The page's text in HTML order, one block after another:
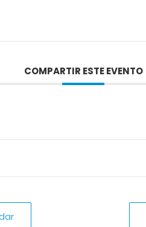
COMPARTIR ESTE EVENTO